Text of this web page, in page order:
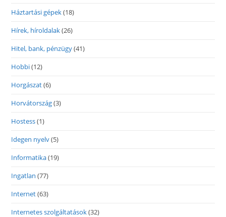
Háztartási gépek(18)
Hírek, híroldalak(26)
Hitel, bank, pénzügy(41)
Hobbi(12)
Horgászat(6)
Horvátország(3)
Hostess(1)
Idegen nyelv(5)
Informatika(19)
Ingatlan (77)
Internet(63)
Internetes szolgáltatások(32)